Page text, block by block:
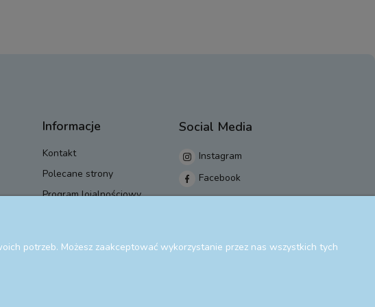
Informacje
Kontakt
Polecane strony
Program lojalnościowy
Social Media
Instagram
Facebook
potrzeb. Możesz zaakceptować wykorzystanie przez nas wszystkich tych